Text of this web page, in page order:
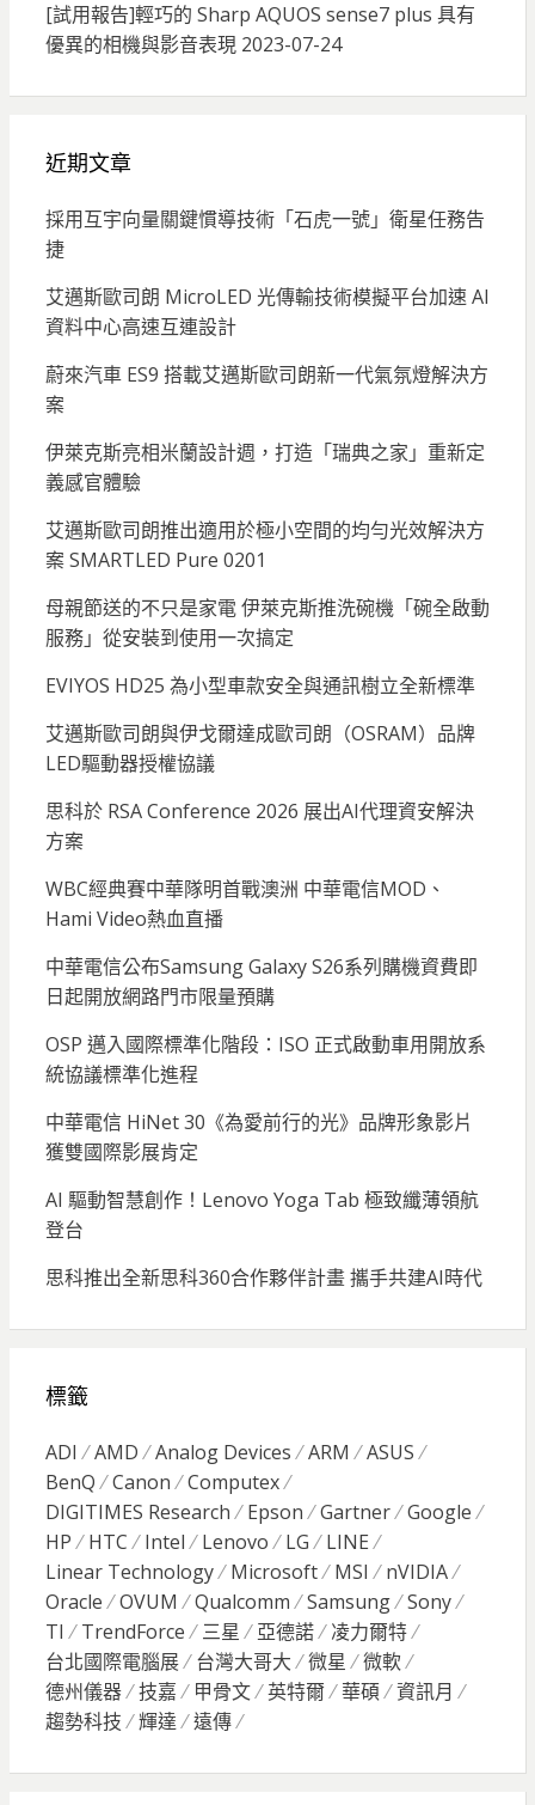
[試用報告]輕巧的 Sharp AQUOS sense7 plus 具有
優異的相機與影音表現 2023-07-24
近期文章
採用互宇向量關鍵慣導技術「石虎一號」衛星任務告
捷
艾邁斯歐司朗 MicroLED 光傳輸技術模擬平台加速 AI
資料中心高速互連設計
蔚來汽車 ES9 搭載艾邁斯歐司朗新一代氣氛燈解決方
案
伊萊克斯亮相米蘭設計週，打造「瑞典之家」重新定
義感官體驗
艾邁斯歐司朗推出適用於極小空間的均勻光效解決方
案 SMARTLED Pure 0201
母親節送的不只是家電 伊萊克斯推洗碗機「碗全啟動
服務」從安裝到使用一次搞定
EVIYOS HD25 為小型車款安全與通訊樹立全新標準
艾邁斯歐司朗與伊戈爾達成歐司朗（OSRAM）品牌
LED驅動器授權協議
思科於 RSA Conference 2026 展出AI代理資安解決
方案
WBC經典賽中華隊明首戰澳洲 中華電信MOD、
Hami Video熱血直播
中華電信公布Samsung Galaxy S26系列購機資費即
日起開放網路門市限量預購
OSP 邁入國際標準化階段：ISO 正式啟動車用開放系
統協議標準化進程
中華電信 HiNet 30《為愛前行的光》品牌形象影片
獲雙國際影展肯定
AI 驅動智慧創作！Lenovo Yoga Tab 極致纖薄領航
登台
思科推出全新思科360合作夥伴計畫 攜手共建AI時代
標籤
ADI AMD Analog Devices ARM
ASUS
BenQ
Canon
Computex
DIGITIMES Research
Epson Gartner
Google
HP
HTC Intel Lenovo LG
LINE
Linear Technology
Microsoft MSI
nVIDIA
Oracle
OVUM Qualcomm Samsung
Sony
TI
TrendForce 三星 亞德諾
凌力爾特
台北國際電腦展
台灣大哥大 微星
微軟
德州儀器
技嘉 甲骨文 英特爾 華碩
資訊月
趨勢科技
輝達 遠傳